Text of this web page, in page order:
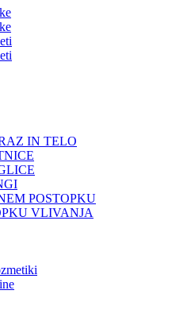
IN TELO
POSTOPKU
VLIVANJA